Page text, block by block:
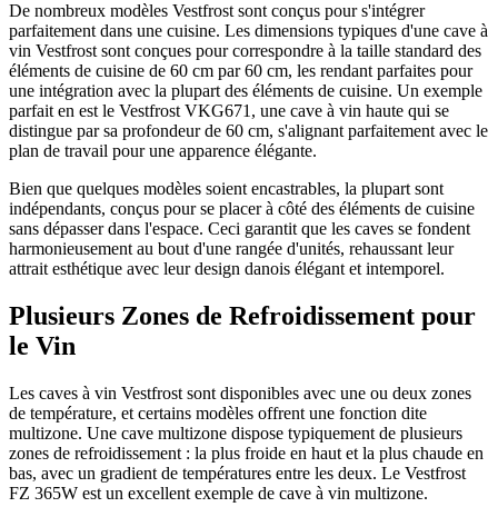
De nombreux modèles Vestfrost sont conçus pour s'intégrer
parfaitement dans une cuisine. Les dimensions typiques d'une cave à
vin Vestfrost sont conçues pour correspondre à la taille standard des
éléments de cuisine de 60 cm par 60 cm, les rendant parfaites pour
une intégration avec la plupart des éléments de cuisine. Un exemple
parfait en est le Vestfrost VKG671, une cave à vin haute qui se
distingue par sa profondeur de 60 cm, s'alignant parfaitement avec le
plan de travail pour une apparence élégante.
Bien que quelques modèles soient encastrables, la plupart sont
indépendants, conçus pour se placer à côté des éléments de cuisine
sans dépasser dans l'espace. Ceci garantit que les caves se fondent
harmonieusement au bout d'une rangée d'unités, rehaussant leur
attrait esthétique avec leur design danois élégant et intemporel.
Plusieurs Zones de Refroidissement pour
le Vin
Les caves à vin Vestfrost sont disponibles avec une ou deux zones
de température, et certains modèles offrent une fonction dite
multizone. Une cave multizone dispose typiquement de plusieurs
zones de refroidissement : la plus froide en haut et la plus chaude en
bas, avec un gradient de températures entre les deux. Le Vestfrost
FZ 365W est un excellent exemple de cave à vin multizone.